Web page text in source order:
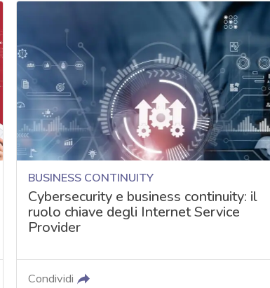
BUSINESS CONTINUITY
Cybersecurity e business continuity: il
ruolo chiave degli Internet Service
Provider
Condividi